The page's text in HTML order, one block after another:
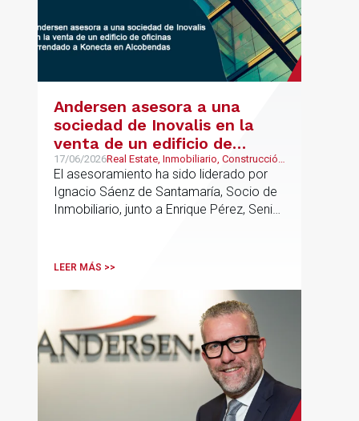
Andersen asesora a una
sociedad de Inovalis en la
venta de un edificio de
oficinas arrendado a Konecta
en Alcobendas
17/06/2026Real Estate, Inmobiliario, Construcción
y Urbanismo
El asesoramiento ha sido liderado por
Ignacio Sáenz de Santamaría, Socio de
Inmobiliario, junto a Enrique Pérez, Senior
LEER MÁS >>